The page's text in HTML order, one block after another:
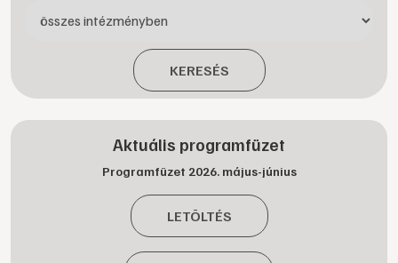
KERESÉS
Aktuális programfüzet
Programfüzet 2026. május-június
LETÖLTÉS